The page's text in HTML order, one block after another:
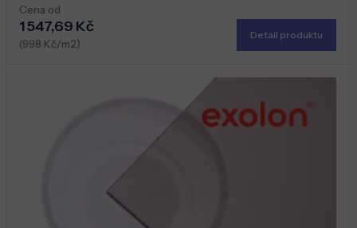
Cena od
1 547,69 Kč
(998 Kč/m2)
Detail produktu